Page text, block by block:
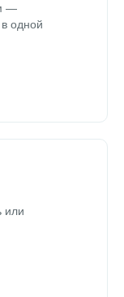
—
одной
или